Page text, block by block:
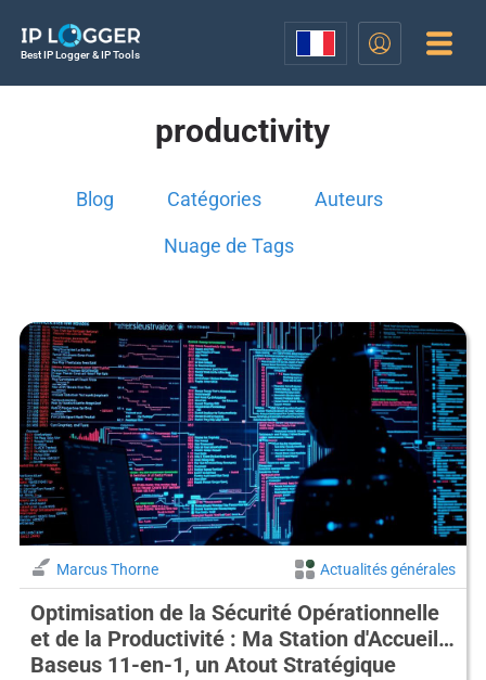
Best IP Logger & IP Tools
productivity
Blog Catégories Auteurs
Nuage de Tags
Marcus Thorne Actualités générales
Optimisation de la Sécurité Opérationnelle
et de la Productivité : Ma Station d'Accueil
Baseus 11-en-1, un Atout Stratégique